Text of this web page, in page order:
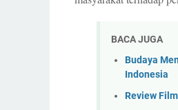
BACA JUGA
Budaya
Indonesia
Review